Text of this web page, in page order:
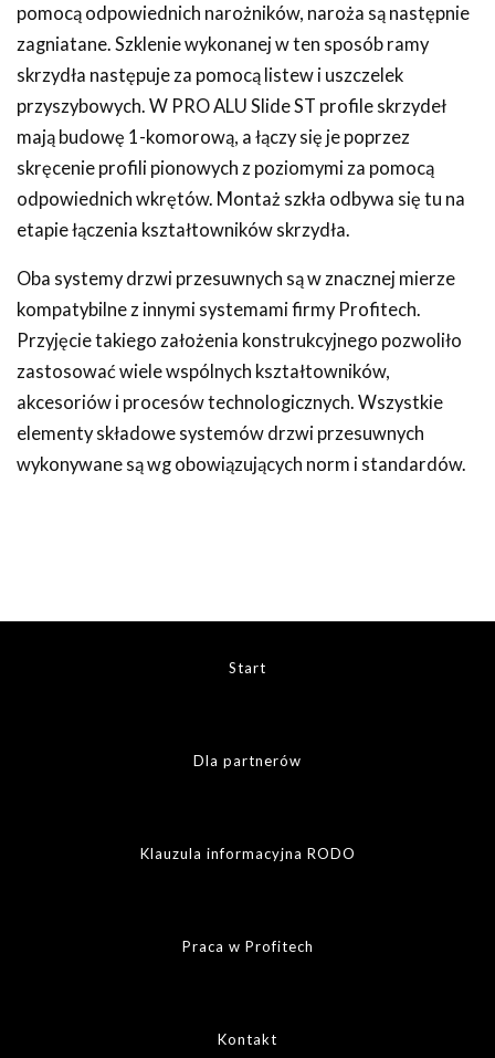
pomocą odpowiednich narożników, naroża są następnie
zagniatane. Szklenie wykonanej w ten sposób ramy
skrzydła następuje za pomocą listew i uszczelek
przyszybowych. W PRO ALU Slide ST profile skrzydeł
mają budowę 1-komorową, a łączy się je poprzez
skręcenie profili pionowych z poziomymi za pomocą
odpowiednich wkrętów. Montaż szkła odbywa się tu na
etapie łączenia kształtowników skrzydła.
Oba systemy drzwi przesuwnych są w znacznej mierze
kompatybilne z innymi systemami firmy Profitech.
Przyjęcie takiego założenia konstrukcyjnego pozwoliło
zastosować wiele wspólnych kształtowników,
akcesoriów i procesów technologicznych. Wszystkie
elementy składowe systemów drzwi przesuwnych
wykonywane są wg obowiązujących norm i standardów.
Start
Dla partnerów
Klauzula informacyjna RODO
Praca w Profitech
Kontakt